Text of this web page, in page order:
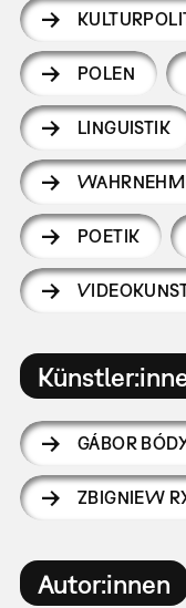
POLEN
LINGUISTIK
POETIK
GÁBOR
ZBIGNIEW
Autor:innen